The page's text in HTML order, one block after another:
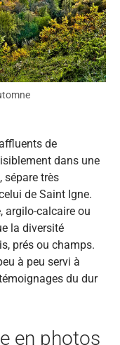
de
dans une
sépare très
de Saint Igne.
argilo-calcaire ou
la diversité
prés ou champs.
à peu servi à
du dur
en photos